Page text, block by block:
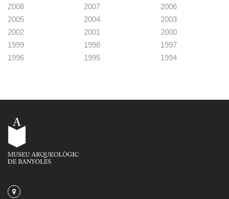
2008
2007
2006
2005
2004
2003
2002
2001
2000
1999
1998
1997
1996
1995 1994